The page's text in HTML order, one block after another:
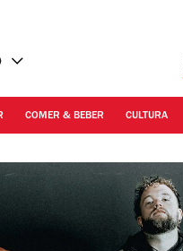
COMER & BEBER CULTURA